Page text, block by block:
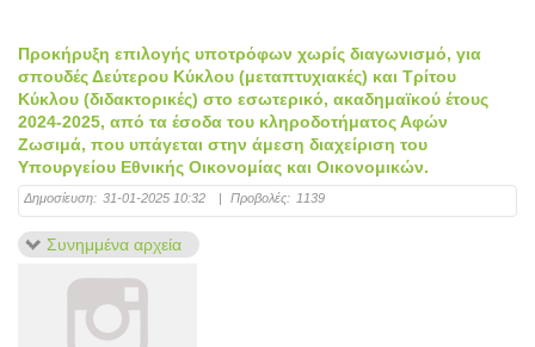
Προκήρυξη επιλογής υποτρόφων χωρίς διαγωνισμό, για
σπουδές Δεύτερου Κύκλου (μεταπτυχιακές) και Τρίτου
Κύκλου (διδακτορικές) στο εσωτερικό, ακαδημαϊκού έτους
2024-2025, από τα έσοδα του κληροδοτήματος Αφών
Ζωσιμά, που υπάγεται στην άμεση διαχείριση του
Υπουργείου Εθνικής Οικονομίας και Οικονομικών.
Δημοσίευση: 31-01-2025 10:32 | Προβολές: 1139
Συνημμένα αρχεία